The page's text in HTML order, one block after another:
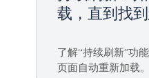
载，直到找
了解“持续刷新”功
页面自动重新加载